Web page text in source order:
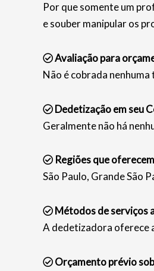
Por que somente um
e souber manipular os
Avaliação para
Não é cobrada
Dedetização em seu
Geralmente não há
Regiões que
São Paulo, Grande São
Métodos de serviços
A dedetizadora oferece
Orçamento prévio